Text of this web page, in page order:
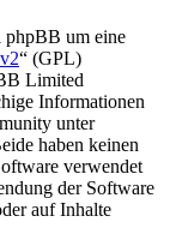
phpBB um eine
“ (GPL)
Limited
Informationen
unter
haben keinen
verwendet
der Software
auf Inhalte